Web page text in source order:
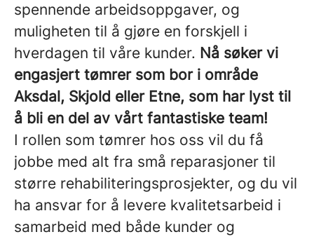
spennende arbeidsoppgaver, og
muligheten til å gjøre en forskjell i
hverdagen til våre kunder. Nå søker vi
engasjert tømrer som bor i område
Aksdal, Skjold eller Etne, som har lyst til
å bli en del av vårt fantastiske team!
I rollen som tømrer hos oss vil du få
jobbe med alt fra små reparasjoner til
større rehabiliteringsprosjekter, og du vil
ha ansvar for å levere kvalitetsarbeid i
samarbeid med både kunder og